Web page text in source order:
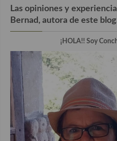
Las opiniones y
Bernad, autora de este
¡HOLA!! Soy